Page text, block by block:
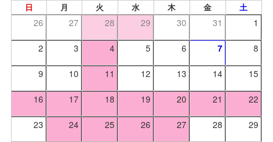
日 月 火 水 木 金 土
26 27 28 29 30 31 1
2 3 4 5 6 7 8
9 10 11 12 13 14 15
16 17 18 19 20 21 22
23 24 25 26 27 28 29